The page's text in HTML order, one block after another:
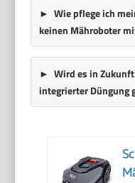
Wie pflege ich
keinen Mähroboter
Wird es in
integrierter Düngung